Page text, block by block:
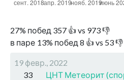
27% побед 357 👍 vs 973👎
в паре 13% побед 8 👍 vs 53👎
19 февр., 2022
33
ЦНТ Метеорит